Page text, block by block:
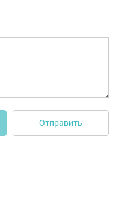
Отправить